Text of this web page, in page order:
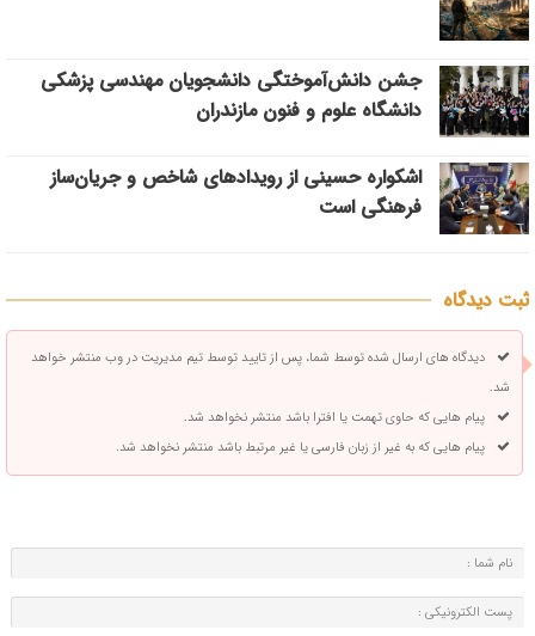
جشن دانش‌آموختگی دانشجویان مهندسی پزشکی
دانشگاه علوم و فنون مازندران
اشکواره حسینی از رویدادهای شاخص و جریان‌ساز
فرهنگی است
ثبت دیدگاه
دیدگاه های ارسال شده توسط شما، پس از تایید توسط تیم مدیریت در وب منتشر خواهد
شد.
پیام هایی که حاوی تهمت یا افترا باشد منتشر نخواهد شد.
پیام هایی که به غیر از زبان فارسی یا غیر مرتبط باشد منتشر نخواهد شد.